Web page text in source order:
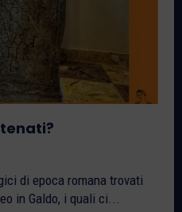
di epoca romana trovati
in Galdo, i quali ci...